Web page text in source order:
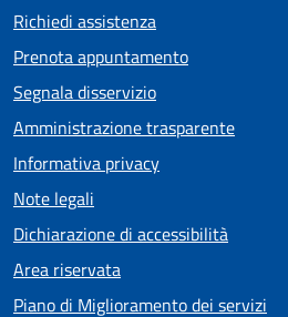
Richiedi assistenza
Prenota appuntamento
Segnala disservizio
Amministrazione trasparente
Informativa privacy
Note legali
Dichiarazione di accessibilità
Area riservata
Piano di Miglioramento dei servizi